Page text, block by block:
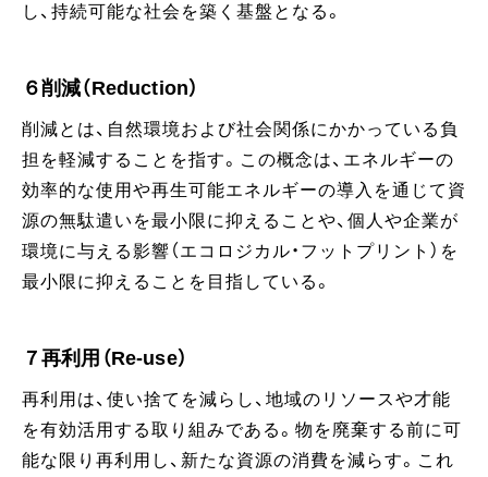
し、持続可能な社会を築く基盤となる。
６削減（Reduction）
削減とは、自然環境および社会関係にかかっている負
担を軽減することを指す。この概念は、エネルギーの
効率的な使用や再生可能エネルギーの導入を通じて資
源の無駄遣いを最小限に抑えることや、個人や企業が
環境に与える影響（エコロジカル・フットプリント）を
最小限に抑えることを目指している。
７再利用（Re-use）
再利用は、使い捨てを減らし、地域のリソースや才能
を有効活用する取り組みである。物を廃棄する前に可
能な限り再利用し、新たな資源の消費を減らす。これ